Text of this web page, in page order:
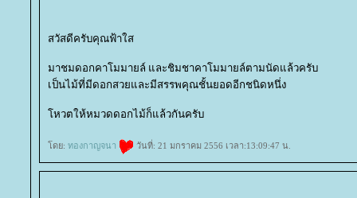
สวัสดีครับคุณฟ้าใส
มาชมดอกคาโมมายล์ และชิมชาคาโมมายล์ตามนัดแล้วครับ
เป็นไม้ที่มีดอกสวยและมีสรรพคุณชั้นยอดอีกชนิดหนึ่ง
หวตให้หมวดดอกไม้ก็แล้วกันครับ
ดย: ทองกาญจนา วันที่: 21 มกราคม 2556 เวลา:13:09:47 น.